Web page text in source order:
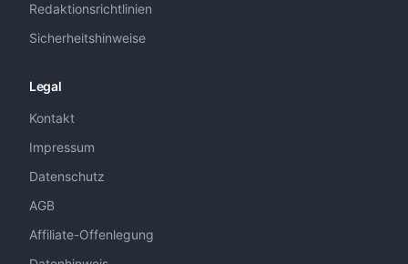
Redaktionsrichtlinien
Sicherheitshinweise
Legal
Kontakt
Impressum
Datenschutz
AGB
Affiliate-Offenlegung